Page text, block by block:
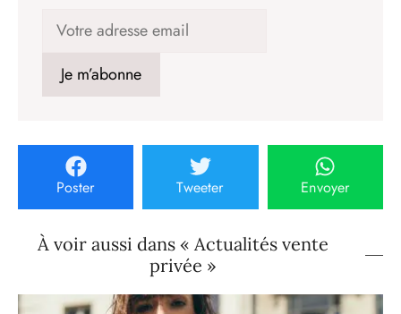
Poster Tweeter Envoyer
À voir aussi dans « Actualités vente
privée »